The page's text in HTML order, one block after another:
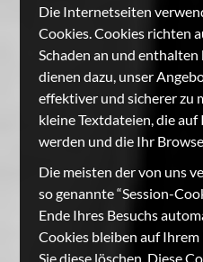
Die Internetseiten
Cookies. Cookies richten
Schaden an und
dienen dazu, unser
effektiver und sicherer zu
kleine Textdateien, die
werden und die Ihr
Die meisten der von uns
so genannte “Session-
Ende Ihres Besuchs
Cookies bleiben auf
Sie diese löschen. Diese